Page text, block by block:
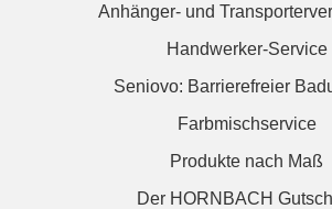
Anhänger- und
Handwerker-Service
Seniovo: Barrierefreier
Farbmischservice
Produkte nach Maß
Der HORNBACH